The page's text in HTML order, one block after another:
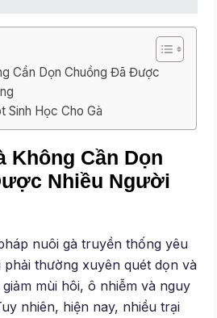
Cần Dọn Chuồng Đã Được
Sinh Học Cho Gà
Không Cần Dọn
Nhiều Người
nuôi gà truyền thống yêu
thường xuyên quét dọn và
mùi hôi, ô nhiễm và nguy
nhiên, hiện nay, nhiều trại